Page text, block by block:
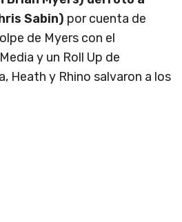
Sabin) por cuenta de
de Myers con el
y un Roll Up de
Heath y Rhino salvaron a los